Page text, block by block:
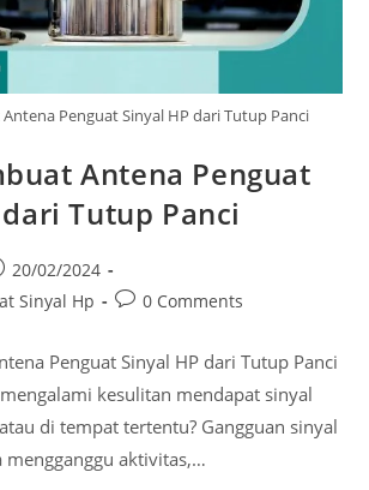
Penguat Sinyal HP dari Tutup Panci
Antena Penguat
Tutup Panci
20/02/2024
Sinyal Hp
Post0 Comments
Penguat Sinyal HP dari Tutup Panci
kesulitan mendapat sinyal
di tempat tertentu? Gangguan sinyal
mengganggu aktivitas,…